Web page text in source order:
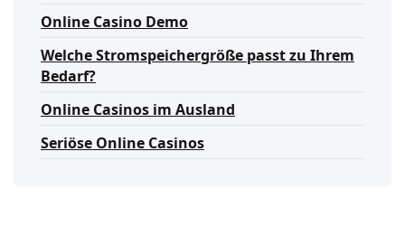
Online Casino Demo
Welche Stromspeichergröße passt zu Ihrem
Bedarf?
Online Casinos im Ausland
Seriöse Online Casinos